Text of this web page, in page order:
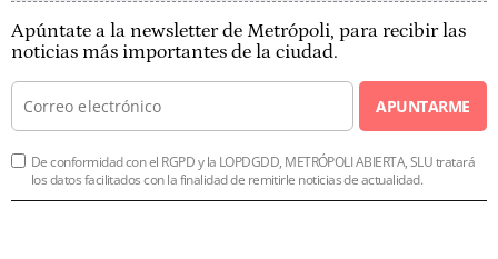
Apúntate a la newsletter de Metrópoli, para recibir las
noticias más importantes de la ciudad.
APUNTARME
De conformidad con el RGPD y la LOPDGDD, METRÓPOLI ABIERTA, SLU tratará
los datos facilitados con la finalidad de remitirle noticias de actualidad.